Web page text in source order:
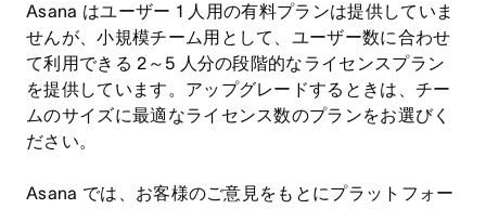
Asana はユーザー 1 人用の有料プランは提供していま
せんが、小規模チーム用として、ユーザー数に合わせ
て利用できる 2～5 人分の段階的なライセンスプラン
を提供しています。アップグレードするときは、チー
ムのサイズに最適なライセンス数のプランをお選びく
ださい。
Asana では、お客様のご意見をもとにプラットフォー